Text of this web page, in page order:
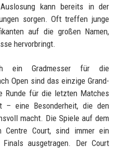
kann bereits in der
sorgen. Oft treffen junge
auf die großen Namen,
hervorbringt.
ein Gradmesser für die
Open sind das einzige Grand-
Runde für die letzten Matches
– eine Besonderheit, die den
macht. Die Spiele auf dem
Centre Court, sind immer ein
ausgetragen. Der Court